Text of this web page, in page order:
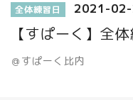
全体練習日 2021-
【すぱーく】全
＠すぱーく比内